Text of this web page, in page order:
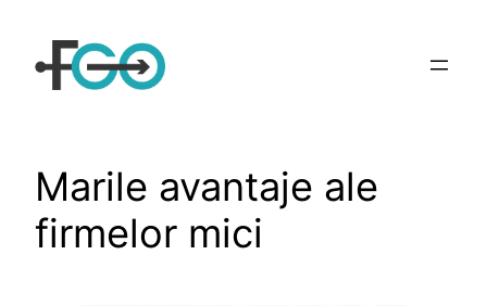
conținut
Marile avantaje ale
firmelor mici